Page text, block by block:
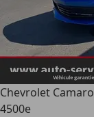
Chevrolet Camaro
4500e